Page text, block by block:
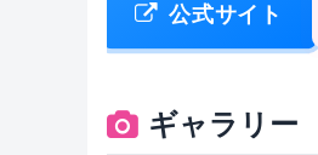
公式サイト
ギャラリー